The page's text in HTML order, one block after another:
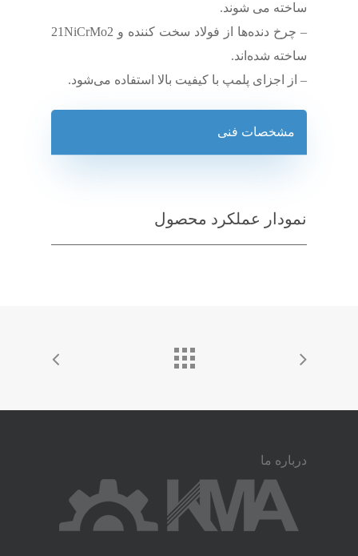
مشخصات فنی
نمودار عملکرد محصول
ساخته می شوند.
– چرخ دنده‌ها از فولاد سخت کننده و 21NiCrMo2
ساخته شده‌اند.
– از اجزای پلمپ با کیفیت بالا استفاده می‌شود.
درباره ما